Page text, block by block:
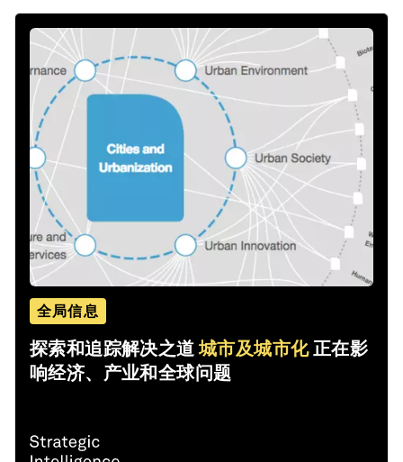
全局信息
探索和追踪解决之道城市及城市化正在影
响经济、产业和全球问题